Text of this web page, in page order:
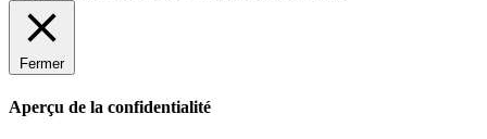
Fermer
Aperçu de la confidentialité